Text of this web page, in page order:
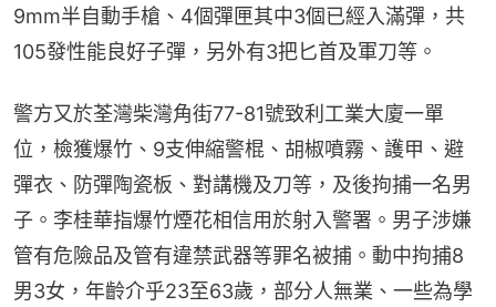
9mm半自動手槍、4個彈匣其中3個已經入滿彈，共
105發性能良好子彈，另外有3把匕首及軍刀等。
警方又於荃灣柴灣角街77-81號致利工業大廈一單
位，檢獲爆竹、9支伸縮警棍、胡椒噴霧、護甲、避
彈衣、防彈陶瓷板、對講機及刀等，及後拘捕一名男
子。李桂華指爆竹煙花相信用於射入警署。男子涉嫌
管有危險品及管有違禁武器等罪名被捕。動中拘捕8
男3女，年齡介乎23至63歲，部分人無業、一些為學